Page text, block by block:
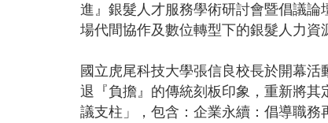
進』銀髮人才服務學術研討會暨倡議
場代間協作及數位轉型下的銀髮人力資
國立虎尾科技大學張信良校長於開幕
退『負擔』的傳統刻板印象，重新將
議支柱」，包含：企業永續：倡導職